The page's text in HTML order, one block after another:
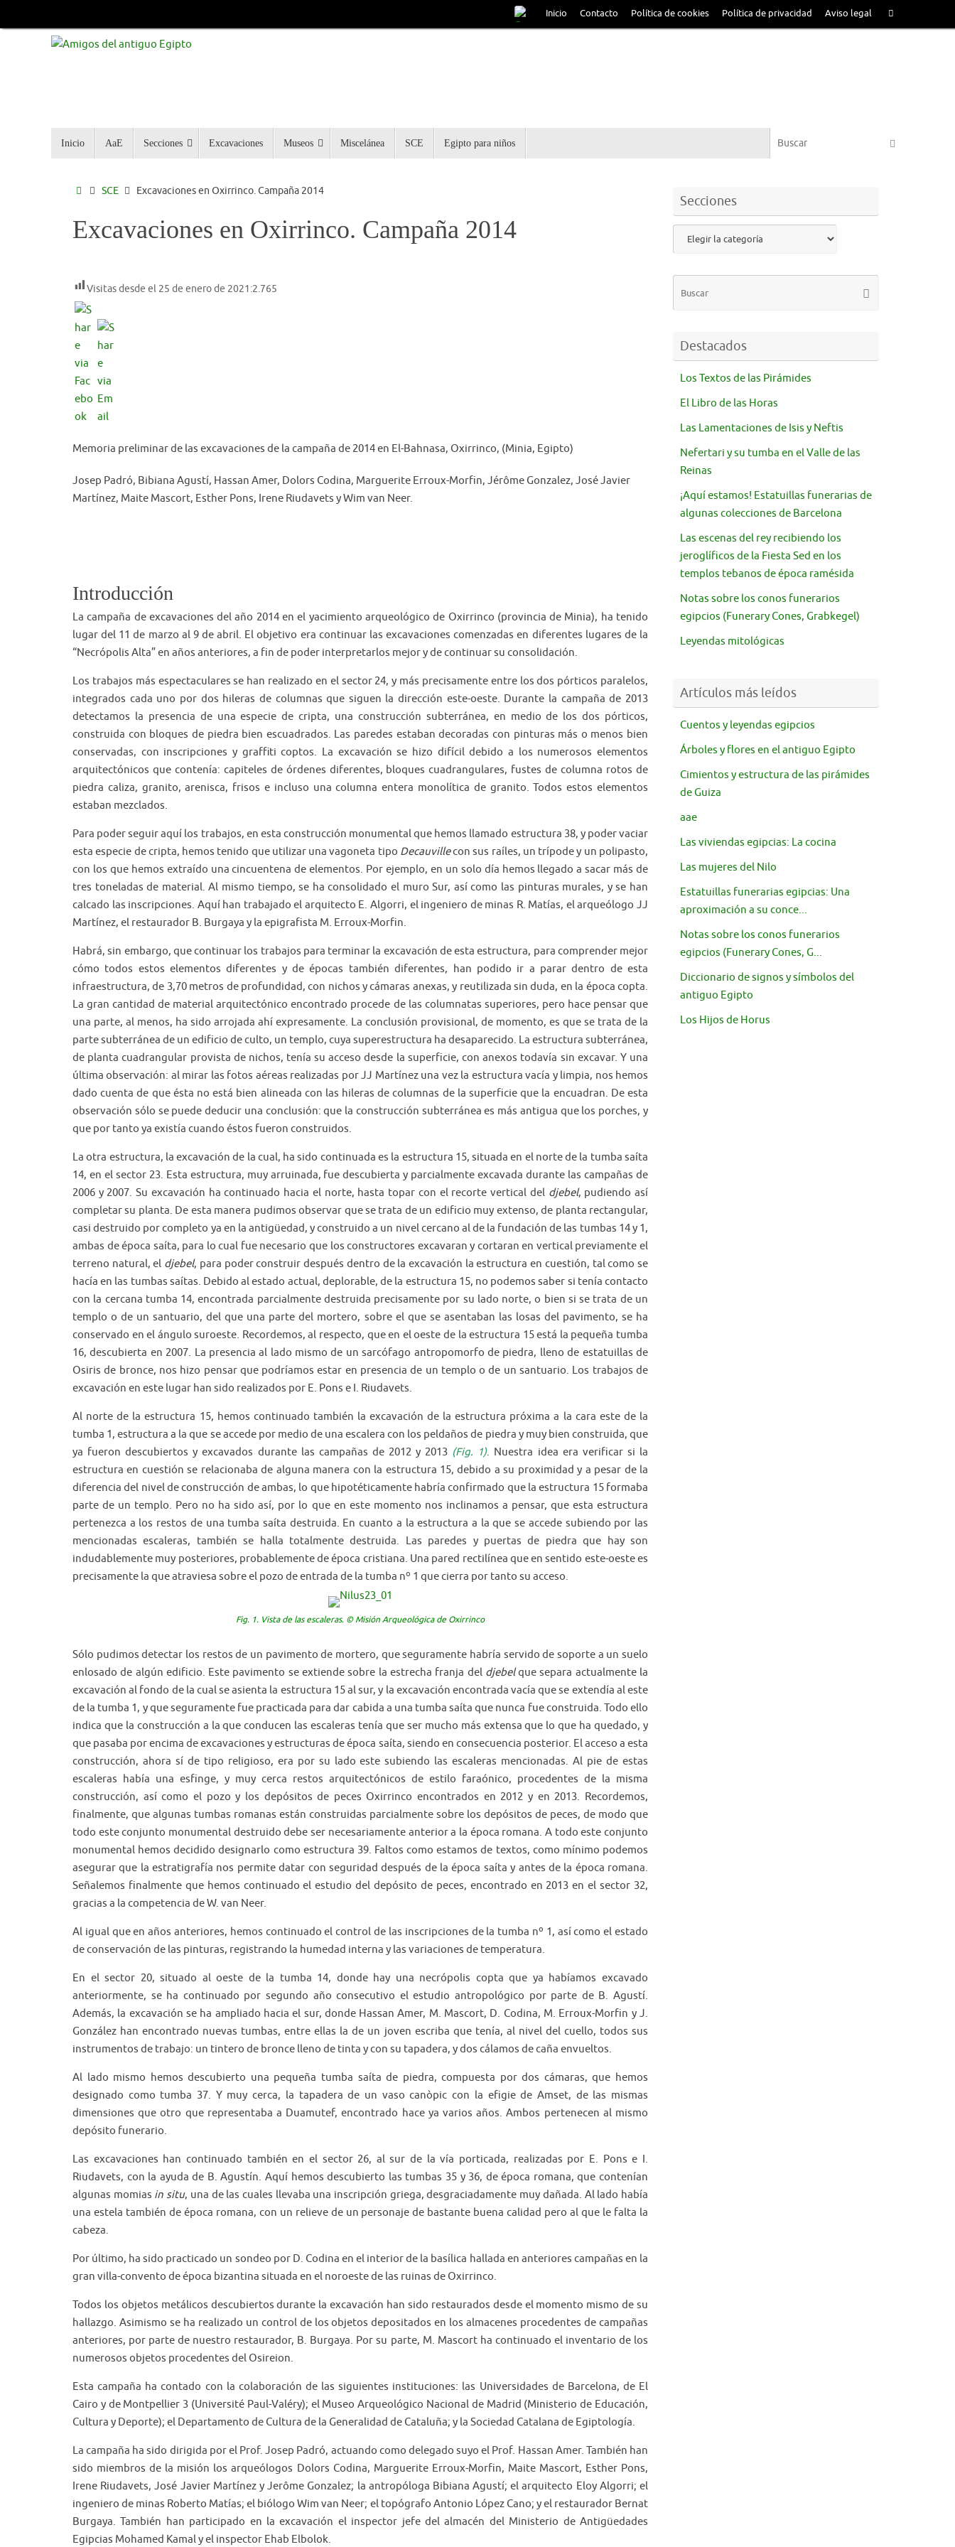
Inicio Contacto Política de cookies Política de privacidad Aviso legal
Inicio AaE Secciones Excavaciones Museos Miscelánea SCE Egipto para niños
SCE Excavaciones en Oxirrinco. Campaña 2014
Excavaciones en Oxirrinco. Campaña 2014
Visitas desde el 25 de enero de 2021:2.765
Memoria preliminar de las excavaciones de la campaña de 2014 en El-Bahnasa, Oxirrinco, (Minia, Egipto)
Josep Padró, Bibiana Agustí, Hassan Amer, Dolors Codina, Marguerite Erroux-Morfin, Jérôme Gonzalez, José Javier
Martínez, Maite Mascort, Esther Pons, Irene Riudavets y Wim van Neer.
Introducción
La campaña de excavaciones del año 2014 en el yacimiento arqueológico de Oxirrinco (provincia de Minia), ha tenido
lugar del 11 de marzo al 9 de abril. El objetivo era continuar las excavaciones comenzadas en diferentes lugares de la
“Necrópolis Alta” en años anteriores, a fin de poder interpretarlos mejor y de continuar su consolidación.
Los trabajos más espectaculares se han realizado en el sector 24, y más precisamente entre los dos pórticos paralelos,
integrados cada uno por dos hileras de columnas que siguen la dirección este-oeste. Durante la campaña de 2013
detectamos la presencia de una especie de cripta, una construcción subterránea, en medio de los dos pórticos,
construida con bloques de piedra bien escuadrados. Las paredes estaban decoradas con pinturas más o menos bien
conservadas, con inscripciones y graffiti coptos. La excavación se hizo difícil debido a los numerosos elementos
arquitectónicos que contenía: capiteles de órdenes diferentes, bloques cuadrangulares, fustes de columna rotos de
piedra caliza, granito, arenisca, frisos e incluso una columna entera monolítica de granito. Todos estos elementos
estaban mezclados.
Para poder seguir aquí los trabajos, en esta construcción monumental que hemos llamado estructura 38, y poder vaciar
esta especie de cripta, hemos tenido que utilizar una vagoneta tipo Decauvillecon sus raíles, un trípode y un polipasto,
con los que hemos extraído una cincuentena de elementos. Por ejemplo, en un solo día hemos llegado a sacar más de
tres toneladas de material. Al mismo tiempo, se ha consolidado el muro Sur, así como las pinturas murales, y se han
calcado las inscripciones. Aquí han trabajado el arquitecto E. Algorri, el ingeniero de minas R. Matías, el arqueólogo JJ
Martínez, el restaurador B. Burgaya y la epigrafista M. Erroux-Morfin.
Habrá, sin embargo, que continuar los trabajos para terminar la excavación de esta estructura, para comprender mejor
cómo todos estos elementos diferentes y de épocas también diferentes, han podido ir a parar dentro de esta
infraestructura, de 3,70 metros de profundidad, con nichos y cámaras anexas, y reutilizada sin duda, en la época copta.
La gran cantidad de material arquitectónico encontrado procede de las columnatas superiores, pero hace pensar que
una parte, al menos, ha sido arrojada ahí expresamente. La conclusión provisional, de momento, es que se trata de la
parte subterránea de un edificio de culto, un templo, cuya superestructura ha desaparecido. La estructura subterránea,
de planta cuadrangular provista de nichos, tenía su acceso desde la superficie, con anexos todavía sin excavar. Y una
última observación: al mirar las fotos aéreas realizadas por JJ Martínez una vez la estructura vacía y limpia, nos hemos
dado cuenta de que ésta no está bien alineada con las hileras de columnas de la superficie que la encuadran. De esta
observación sólo se puede deducir una conclusión: que la construcción subterránea es más antigua que los porches, y
que por tanto ya existía cuando éstos fueron construidos.
La otra estructura, la excavación de la cual, ha sido continuada es la estructura 15, situada en el norte de la tumba saíta
14, en el sector 23. Esta estructura, muy arruinada, fue descubierta y parcialmente excavada durante las campañas de
2006 y 2007. Su excavación ha continuado hacia el norte, hasta topar con el recorte vertical del djebel, pudiendo así
completar su planta. De esta manera pudimos observar que se trata de un edificio muy extenso, de planta rectangular,
casi destruido por completo ya en la antigüedad, y construido a un nivel cercano al de la fundación de las tumbas 14 y 1,
ambas de época saíta, para lo cual fue necesario que los constructores excavaran y cortaran en vertical previamente el
terreno natural, el djebel, para poder construir después dentro de la excavación la estructura en cuestión, tal como se
hacía en las tumbas saítas. Debido al estado actual, deplorable, de la estructura 15, no podemos saber si tenía contacto
con la cercana tumba 14, encontrada parcialmente destruida precisamente por su lado norte, o bien si se trata de un
templo o de un santuario, del que una parte del mortero, sobre el que se asentaban las losas del pavimento, se ha
conservado en el ángulo suroeste. Recordemos, al respecto, que en el oeste de la estructura 15 está la pequeña tumba
16, descubierta en 2007. La presencia al lado mismo de un sarcófago antropomorfo de piedra, lleno de estatuillas de
Osiris de bronce, nos hizo pensar que podríamos estar en presencia de un templo o de un santuario. Los trabajos de
excavación en este lugar han sido realizados por E. Pons e I. Riudavets.
Al norte de la estructura 15, hemos continuado también la excavación de la estructura próxima a la cara este de la
tumba 1, estructura a la que se accede por medio de una escalera con los peldaños de piedra y muy bien construida, que
ya fueron descubiertos y excavados durante las campañas de 2012 y 2013 (Fig. 1). Nuestra idea era verificar si la
estructura en cuestión se relacionaba de alguna manera con la estructura 15, debido a su proximidad y a pesar de la
diferencia del nivel de construcción de ambas, lo que hipotéticamente habría confirmado que la estructura 15 formaba
parte de un templo. Pero no ha sido así, por lo que en este momento nos inclinamos a pensar, que esta estructura
pertenezca a los restos de una tumba saíta destruida. En cuanto a la estructura a la que se accede subiendo por las
mencionadas escaleras, también se halla totalmente destruida. Las paredes y puertas de piedra que hay son
indudablemente muy posteriores, probablemente de época cristiana. Una pared rectilínea que en sentido este-oeste es
precisamente la que atraviesa sobre el pozo de entrada de la tumba nº 1 que cierra por tanto su acceso.
Fig. 1. Vista de las escaleras. © Misión Arqueológica de Oxirrinco
Sólo pudimos detectar los restos de un pavimento de mortero, que seguramente habría servido de soporte a un suelo
enlosado de algún edificio. Este pavimento se extiende sobre la estrecha franja del djebelque separa actualmente la
excavación al fondo de la cual se asienta la estructura 15 al sur, y la excavación encontrada vacía que se extendía al este
de la tumba 1, y que seguramente fue practicada para dar cabida a una tumba saíta que nunca fue construida. Todo ello
indica que la construcción a la que conducen las escaleras tenía que ser mucho más extensa que lo que ha quedado, y
que pasaba por encima de excavaciones y estructuras de época saíta, siendo en consecuencia posterior. El acceso a esta
construcción, ahora sí de tipo religioso, era por su lado este subiendo las escaleras mencionadas. Al pie de estas
escaleras había una esfinge, y muy cerca restos arquitectónicos de estilo faraónico, procedentes de la misma
construcción, así como el pozo y los depósitos de peces Oxirrinco encontrados en 2012 y en 2013. Recordemos,
finalmente, que algunas tumbas romanas están construidas parcialmente sobre los depósitos de peces, de modo que
todo este conjunto monumental destruido debe ser necesariamente anterior a la época romana. A todo este conjunto
monumental hemos decidido designarlo como estructura 39. Faltos como estamos de textos, como mínimo podemos
asegurar que la estratigrafía nos permite datar con seguridad después de la época saíta y antes de la época romana.
Señalemos finalmente que hemos continuado el estudio del depósito de peces, encontrado en 2013 en el sector 32,
gracias a la competencia de W. van Neer.
Al igual que en años anteriores, hemos continuado el control de las inscripciones de la tumba nº 1, así como el estado
de conservación de las pinturas, registrando la humedad interna y las variaciones de temperatura.
En el sector 20, situado al oeste de la tumba 14, donde hay una necrópolis copta que ya habíamos excavado
anteriormente, se ha continuado por segundo año consecutivo el estudio antropológico por parte de B. Agustí.
Además, la excavación se ha ampliado hacia el sur, donde Hassan Amer, M. Mascort, D. Codina, M. Erroux-Morfin y J.
González han encontrado nuevas tumbas, entre ellas la de un joven escriba que tenía, al nivel del cuello, todos sus
instrumentos de trabajo: un tintero de bronce lleno de tinta y con su tapadera, y dos cálamos de caña envueltos.
Al lado mismo hemos descubierto una pequeña tumba saíta de piedra, compuesta por dos cámaras, que hemos
designado como tumba 37. Y muy cerca, la tapadera de un vaso canòpic con la efigie de Amset, de las mismas
dimensiones que otro que representaba a Duamutef, encontrado hace ya varios años. Ambos pertenecen al mismo
depósito funerario.
Las excavaciones han continuado también en el sector 26, al sur de la vía porticada, realizadas por E. Pons e I.
Riudavets, con la ayuda de B. Agustín. Aquí hemos descubierto las tumbas 35 y 36, de época romana, que contenían
algunas momias in situ, una de las cuales llevaba una inscripción griega, desgraciadamente muy dañada. Al lado había
una estela también de época romana, con un relieve de un personaje de bastante buena calidad pero al que le falta la
cabeza.
Por último, ha sido practicado un sondeo por D. Codina en el interior de la basílica hallada en anteriores campañas en la
gran villa-convento de época bizantina situada en el noroeste de las ruinas de Oxirrinco.
Todos los objetos metálicos descubiertos durante la excavación han sido restaurados desde el momento mismo de su
hallazgo. Asimismo se ha realizado un control de los objetos depositados en los almacenes procedentes de campañas
anteriores, por parte de nuestro restaurador, B. Burgaya. Por su parte, M. Mascort ha continuado el inventario de los
numerosos objetos procedentes del Osireion.
Esta campaña ha contado con la colaboración de las siguientes instituciones: las Universidades de Barcelona, de ​​El
Cairo y de Montpellier 3 (Université Paul-Valéry); el Museo Arqueológico Nacional de Madrid (Ministerio de Educación,
Cultura y Deporte); el Departamento de Cultura de la Generalidad de Cataluña; y la Sociedad Catalana de Egiptología.
La campaña ha sido dirigida por el Prof. Josep Padró, actuando como delegado suyo el Prof. Hassan Amer. También han
sido miembros de la misión los arqueólogos Dolors Codina, Marguerite Erroux-Morfin, Maite Mascort, Esther Pons,
Irene Riudavets, José Javier Martínez y Jerôme Gonzalez; la antropóloga Bibiana Agustí; el arquitecto Eloy Algorri; el
ingeniero de minas Roberto Matías; el biólogo Wim van Neer; el topógrafo Antonio López Cano; y el restaurador Bernat
Burgaya. También han participado en la excavación el inspector jefe del almacén del Ministerio de Antigüedades
Egipcias Mohamed Kamal y el inspector Ehab Elbolok.
Secciones
Destacados
Los Textos de las Pirámides
El Libro de las Horas
Las Lamentaciones de Isis y Neftis
Nefertari y su tumba en el Valle de las
Reinas
¡Aquí estamos! Estatuillas funerarias de
algunas colecciones de Barcelona
Las escenas del rey recibiendo los
jeroglíficos de la Fiesta Sed en los
templos tebanos de época ramésida
Notas sobre los conos funerarios
egipcios (Funerary Cones, Grabkegel)
Leyendas mitológicas
Artículos más leídos
Cuentos y leyendas egipcios
Árboles y flores en el antiguo Egipto
Cimientos y estructura de las pirámides
de Guiza
aae
Las viviendas egipcias: La cocina
Las mujeres del Nilo
Estatuillas funerarias egipcias: Una
aproximación a su conce...
Notas sobre los conos funerarios
egipcios (Funerary Cones, G...
Diccionario de signos y símbolos del
antiguo Egipto
Los Hijos de Horus